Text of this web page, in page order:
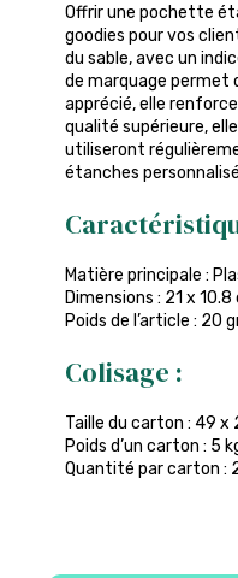
Offrir une pochette
goodies pour vos
du sable, avec un
de marquage permet
apprécié, elle
qualité supérieure,
utiliseront
étanches
Matière principale :
Dimensions : 21 x 10.8
Poids de l’article : 20
Colisage :
Taille du carton : 49 x
Poids d’un carton : 5
Quantité par carton :